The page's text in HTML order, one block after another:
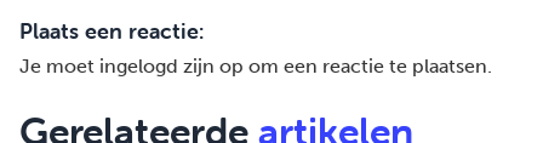
Plaats een reactie:
Je moet ingelogd zijn op om een reactie te plaatsen.
Gerelateerde artikelen